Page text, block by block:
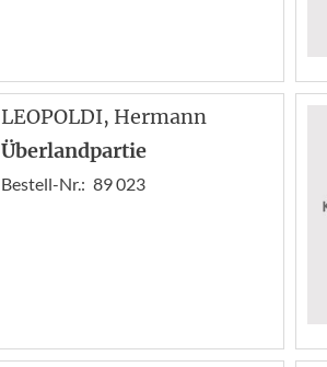
LEOPOLDI, Hermann
Überlandpartie
Bestell-Nr.: 89 023